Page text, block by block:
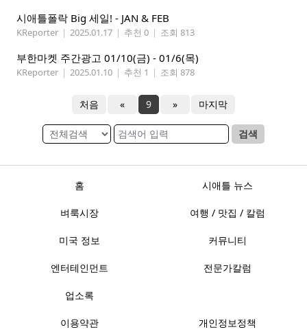
시애틀폴락 Big 세일! - JAN & FEB
KReporter | 2025.01.17 | 추천 0 | 조회 813
부한마켓 주간광고 01/10(금) - 01/6(목)
KReporter | 2025.01.10 | 추천 1 | 조회 878
처음 « 9 » 마지막
검색
홈 시애틀 뉴스
벼룩시장 여행 / 맛집 / 칼럼
미국 정보 커뮤니티
엔터테인먼트 전문가칼럼
업소록
이용약관 개인정보정책